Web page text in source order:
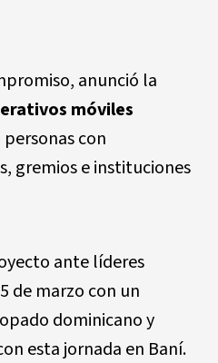
anunció la
móviles
con
gremios e instituciones
ante líderes
de marzo con un
dominicano y
esta jornada en Baní.